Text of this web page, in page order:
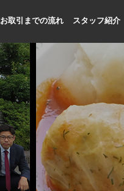
お取引までの流れ スタッフ紹介